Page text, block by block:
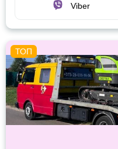
Viber